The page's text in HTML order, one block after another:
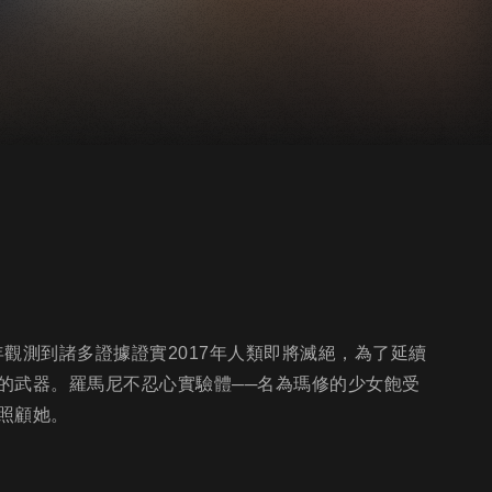
測到諸多證據證實2017年人類即將滅絕，為了延續
武器。羅馬尼不忍心實驗體──名為瑪修的少女飽受
顧她。